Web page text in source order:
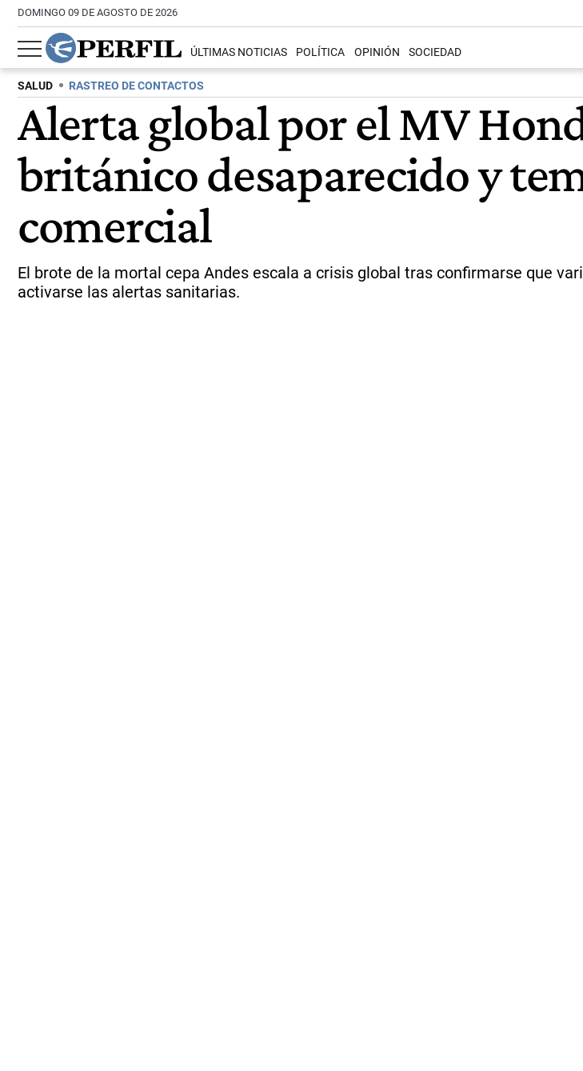
DOMINGO 09 DE AGOSTO DE 2026
ÚLTIMAS NOTICIAS POLÍTICA OPINIÓN SOCIEDAD
SALUD RASTREO DE CONTACTOS
Alerta global por el MV
británico desaparecido y
comercial
El brote de la mortal cepa Andes escala a crisis global tras confirmarse que
activarse las alertas sanitarias.